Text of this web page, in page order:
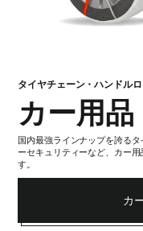
タイヤチェーン・ハンドル
カー用品
国内最強ラインナップを誇る
ーセキュリティーなど、カー
す。
カ